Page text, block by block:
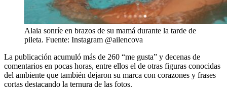
Alaia sonríe en brazos de su mamá durante la tarde de
pileta. Fuente: Instagram @ailencova
La publicación acumuló más de 260 “me gusta” y decenas de
comentarios en pocas horas, entre ellos el de otras figuras conocidas
del ambiente que también dejaron su marca con corazones y frases
cortas destacando la ternura de las fotos.